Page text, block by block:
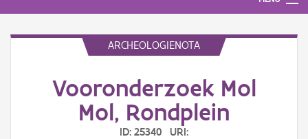
Aanmelden
ARCHEOLOGIENOTA
Vooronderzoek Mol
Mol, Rondplein
ID: 25340 URI: